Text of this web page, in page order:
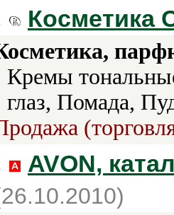
Косметика
Кремы
глаз, Помада,
AVON,